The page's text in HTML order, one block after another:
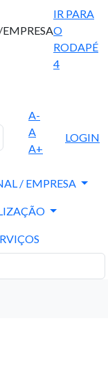
IR PARA
O
RODAPÉ
4
A-
A
A+
LOGIN
/ EMPRESA